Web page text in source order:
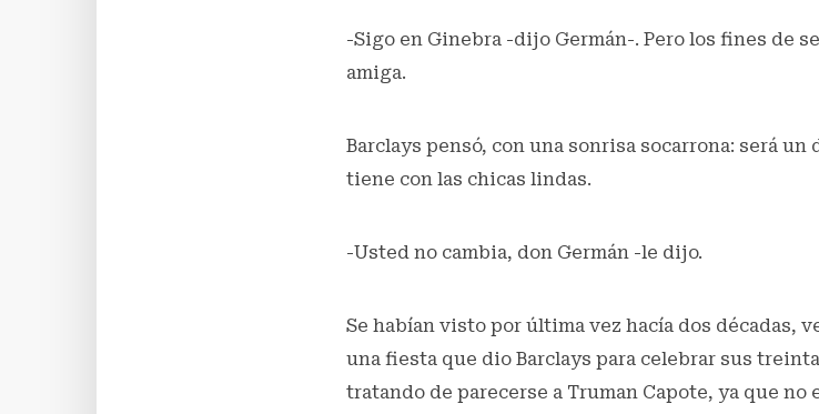
-Sigo en Ginebra -dijo Germán-. Pero los fines de
amiga.
Barclays pensó, con una sonrisa socarrona: será
tiene con las chicas lindas.
-Usted no cambia, don Germán -le dijo.
Se habían visto por última vez hacía dos décadas,
una fiesta que dio Barclays para celebrar sus
tratando de parecerse a Truman Capote, ya que